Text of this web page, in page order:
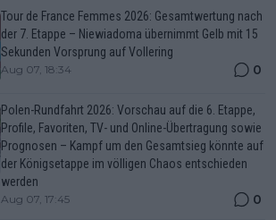
Tour de France Femmes 2026: Gesamtwertung nach
der 7. Etappe – Niewiadoma übernimmt Gelb mit 15
Sekunden Vorsprung auf Vollering
Aug 07, 18:34 0
Polen-Rundfahrt 2026: Vorschau auf die 6. Etappe,
Profile, Favoriten, TV- und Online-Übertragung sowie
Prognosen – Kampf um den Gesamtsieg könnte auf
der Königsetappe im völligen Chaos entschieden
werden
Aug 07, 17:45 0